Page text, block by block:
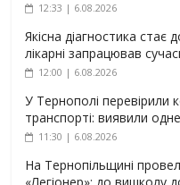
12:33 | 6.08.2026
Якісна діагностика стає
лікарні запрацював
12:00 | 6.08.2026
У Тернополі перевірили
транспорті: виявили
11:30 | 6.08.2026
На Тернопільщині